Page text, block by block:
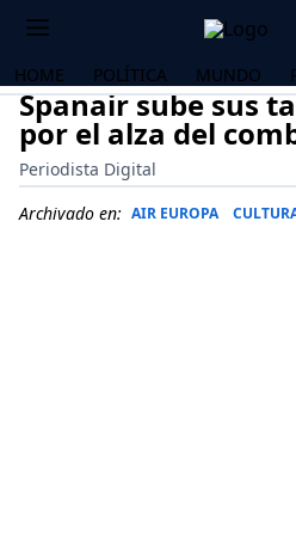
HOME POLÍTICA MUNDO
Spanair sube sus
por el alza del
Periodista Digital
Archivado en: AIR EUROPA